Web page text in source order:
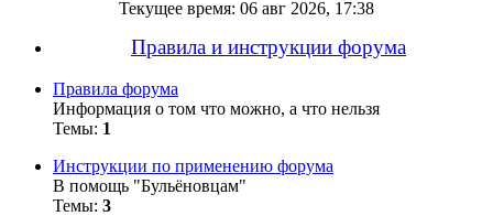
Текущее время: 06 авг 2026, 17:38
Правила и инструкции форума
Правила форума
Информация о том что можно, а что нельзя
Темы: 1
Инструкции по применению форума
В помощь "Бульёновцам"
Темы: 3